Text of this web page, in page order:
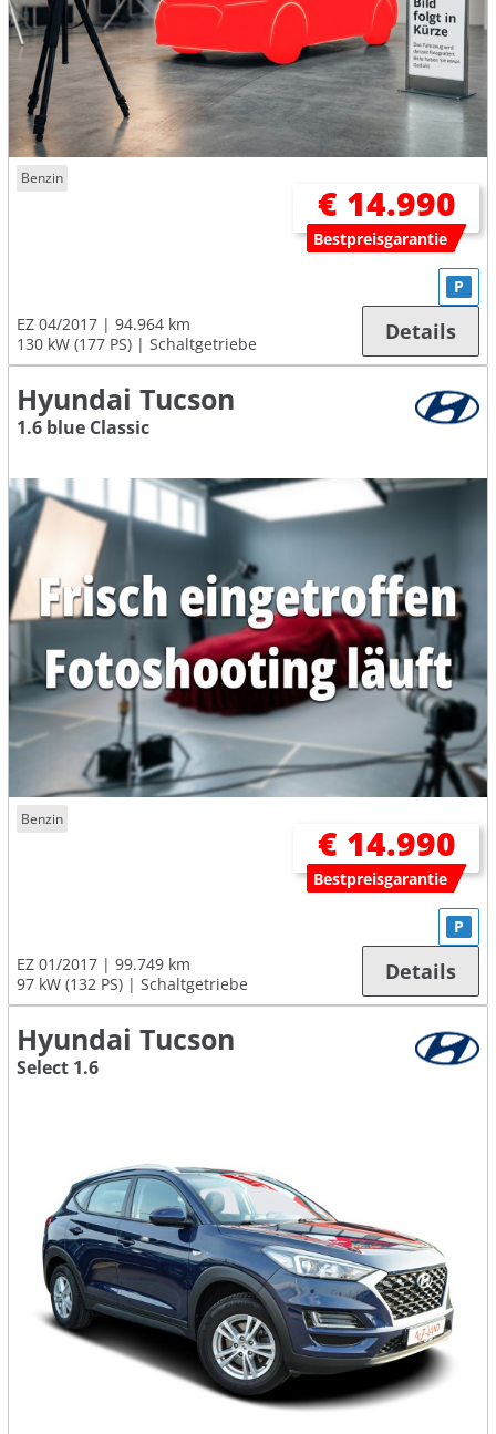
Benzin
€ 14.990
Bestpreisgarantie
EZ 04/2017
94.964 km
130 kW (177 PS)
Schaltgetriebe
P
Details
Hyundai Tucson
1.6 blue Classic
Benzin
€ 14.990
Bestpreisgarantie
EZ 01/2017
99.749 km
97 kW (132 PS)
Schaltgetriebe
P
Details
Hyundai Tucson
Select 1.6